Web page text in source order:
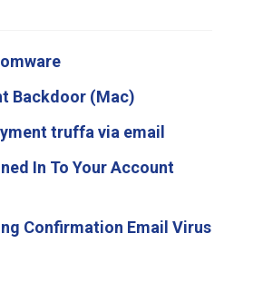
Backdoor (Mac)
truffa via email
In To Your Account
Confirmation Email Virus